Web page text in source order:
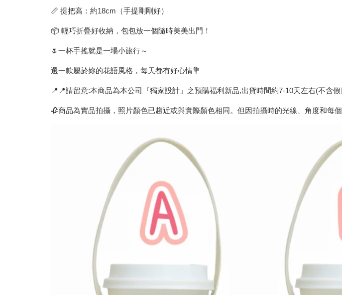
📏 提把高：約18cm（手提剛剛好）
📦 輕巧折疊好收納，包包放一個隨時美美出門！
🌷一杯手搖就是一場小旅行～
選一款屬於妳的花語風格，每天都有好心情💐
📍📍請留意:本商品為本公司『獨家設計」之預購福利新品,出貨時間約7-10天左右(不含
🥀商品為實品拍攝，照片顏色已趨近或與實際顏色相同。但因拍攝時的光線、角度和每